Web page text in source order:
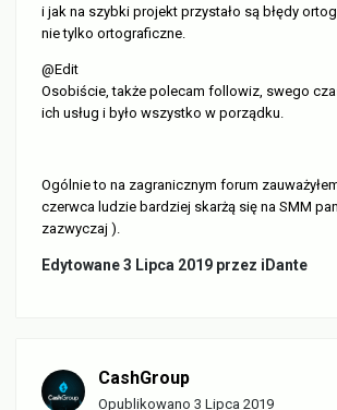
i jak na szybki projekt przystało są błędy
nie tylko ortograficzne.
@Edit
Osobiście, także polecam followiz, swego
ich usług i było wszystko w porządku.
Ogólnie to na zagranicznym forum
czerwca ludzie bardziej skarżą się na SMM
zazwyczaj ).
Edytowane3 Lipca 2019 przez iDante
CashGroup
Opublikowano 3 Lipca 2019